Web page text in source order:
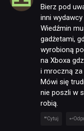
Bierz pod
inni
Wiedźmin
gadżetami,
wyrobioną
na Xboxa
i mroczną za
Mówi się
nie poszli w
robią.
Cytuj